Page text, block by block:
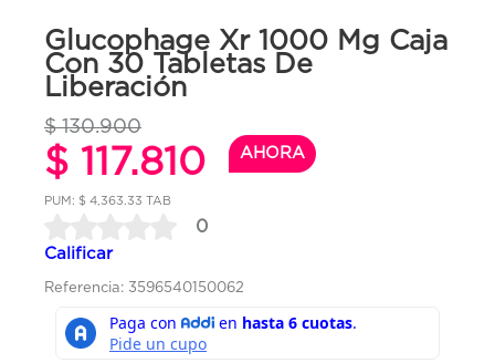
Glucophage Xr 1000 Mg Caja
Con 30 Tabletas De
Liberación
$ 130.900
$ 117.810 AHORA
PUM: $ 4,363.33 TAB
0
Calificar
Referencia: 3596540150062